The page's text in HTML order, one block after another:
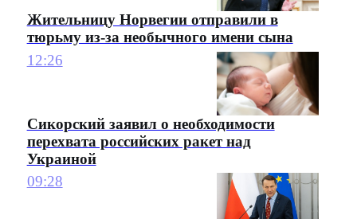
Жительницу Норвегии отправили в
тюрьму из-за необычного имени сына
12:26
Сикорский заявил о необходимости
перехвата российских ракет над
Украиной
09:28